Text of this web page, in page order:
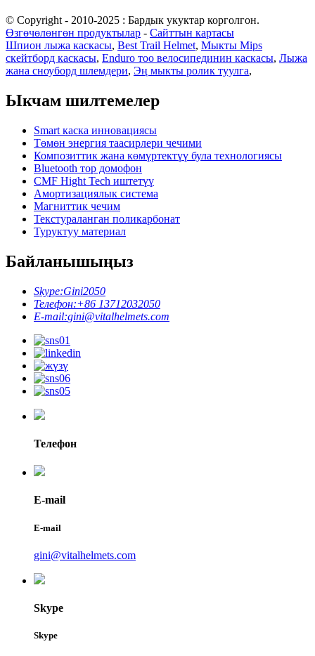
© Copyright - 2010-2025 : Бардык укуктар корголгон.
Өзгөчөлөнгөн продуктылар - Сайттын картасы
Шпион лыжа каскасы, Best Trail Helmet, Мыкты Mips
скейтборд каскасы, Enduro тоо велосипединин каскасы, Лыжа
жана сноуборд шлемдери, Эң мыкты ролик туулга,
Ыкчам шилтемелер
Smart каска инновациясы
Төмөн энергия таасирлери чечими
Композиттик жана көмүртектүү була технологиясы
Bluetooth тор домофон
CMF Hight Tech иштетүү
Амортизациялык система
Магниттик чечим
Текстураланган поликарбонат
Туруктуу материал
Байланышыңыз
Skype:Gini2050
Телефон:+86 13712032050
E-mail:gini@vitalhelmets.com
Телефон
E-mail
E-mail
gini@vitalhelmets.com
Skype
Skype